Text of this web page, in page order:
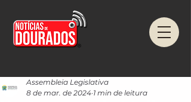
Assembleia Legislativa
8 de mar. de 2024 1 min de leitura